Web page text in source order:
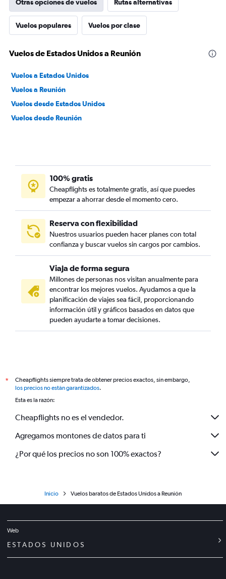
Otras opciones de vuelos Rutas alternativas
Vuelos populares Vuelos por clase
Vuelos de Estados Unidos a Reunión
Vuelos a Estados Unidos
Vuelos a Reunión
Vuelos desde Estados Unidos
Vuelos desde Reunión
100% gratis
Cheapflights es totalmente gratis, así que puedes
empezar a ahorrar desde el momento cero.
Reserva con flexibilidad
Nuestros usuarios pueden hacer planes con total
confianza y buscar vuelos sin cargos por cambios.
Viaja de forma segura
Millones de personas nos visitan anualmente para
encontrar los mejores vuelos. Ayudamos a que la
planificación de viajes sea fácil, proporcionando
información útil y gráficos basados en datos que
pueden ayudarte a tomar decisiones.
*
Cheapflights siempre trata de obtener precios exactos, sin embargo,
los precios no están garantizados.
Esta es la razón:
Cheapflights no es el vendedor.
Agregamos montones de datos para ti
¿Por qué los precios no son 100% exactos?
Inicio Vuelos baratos de Estados Unidos a Reunión
Web
ESTADOS UNIDOS